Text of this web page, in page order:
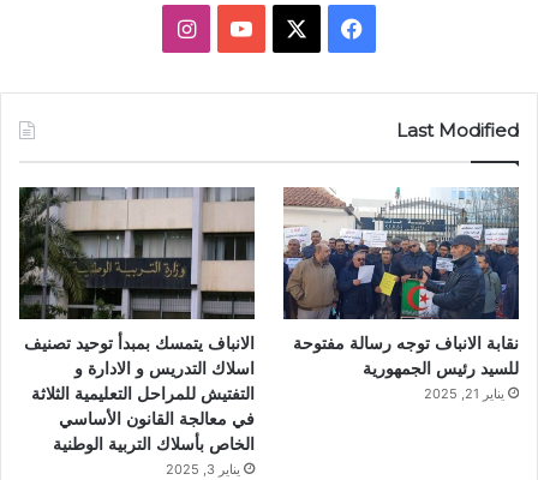
و
ك
ب
ر
ا
م
Last Modified
نقابة الانباف توجه رسالة مفتوحة
للسيد رئيس الجمهورية
يناير 21, 2025
الانباف يتمسك بمبدأ توحيد تصنيف
اسلاك التدريس و الادارة و
التفتيش للمراحل التعليمية الثلاثة
في معالجة القانون الأساسي
الخاص بأسلاك التربية الوطنية
يناير 3, 2025